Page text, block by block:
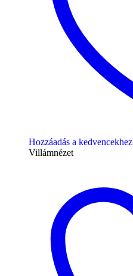
Hozzáadás a kedvencekhez
Villámnézet